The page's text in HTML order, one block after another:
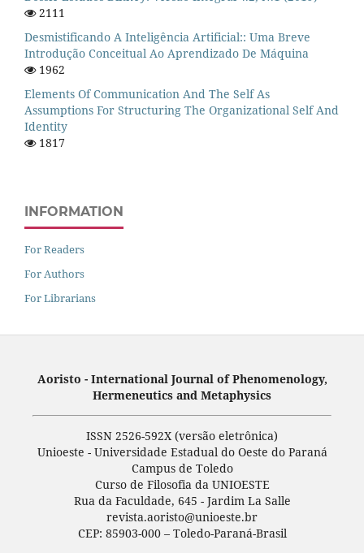
2111
Desmistificando A Inteligência Artificial:: Uma Breve
Introdução Conceitual Ao Aprendizado De Máquina
1962
Elements Of Communication And The Self As
Assumptions For Structuring The Organizational Self And
Identity
1817
INFORMATION
For Readers
For Authors
For Librarians
Aoristo - International Journal of Phenomenology,
Hermeneutics and Metaphysics
ISSN 2526-592X (versão eletrônica)
Unioeste - Universidade Estadual do Oeste do Paraná
Campus de Toledo
Curso de Filosofia da UNIOESTE
Rua da Faculdade, 645 - Jardim La Salle
revista.aoristo@unioeste.br
CEP: 85903-000 – Toledo-Paraná-Brasil